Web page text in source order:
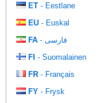
ET - Eestlane
EU - Euskal
FA
- فارسی
FI - Suomalainen
FR - Français
FY - Frysk